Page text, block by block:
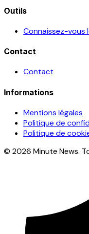
Outils
Connaissez-vous
Contact
Contact
Informations
Mentions légales
Politique de
Politique de
© 2026 Minute News.